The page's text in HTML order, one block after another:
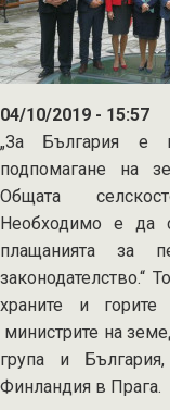
04/10/2019 - 15:57
„За България е
подпомагане на
Общата
Необходимо е да
плащанията за
законодателство.“
храните и
министрите на
група и
Финландия в Прага.